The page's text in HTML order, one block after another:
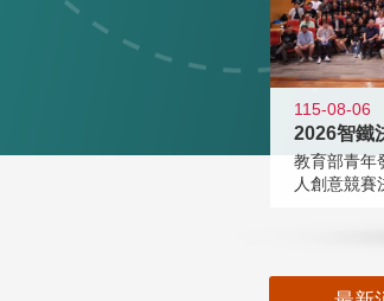
115-08-06
2026智鐵
教育部青年
人創意競賽